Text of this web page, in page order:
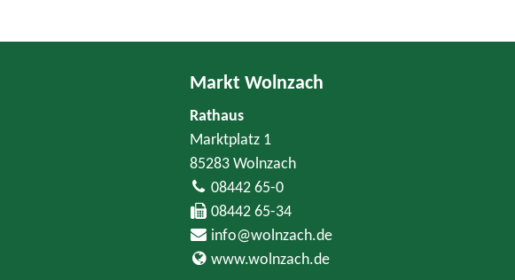
Markt Wolnzach
Rathaus
Marktplatz 1
85283 Wolnzach
08442 65-0
08442 65-34
info@wolnzach.de
www.wolnzach.de